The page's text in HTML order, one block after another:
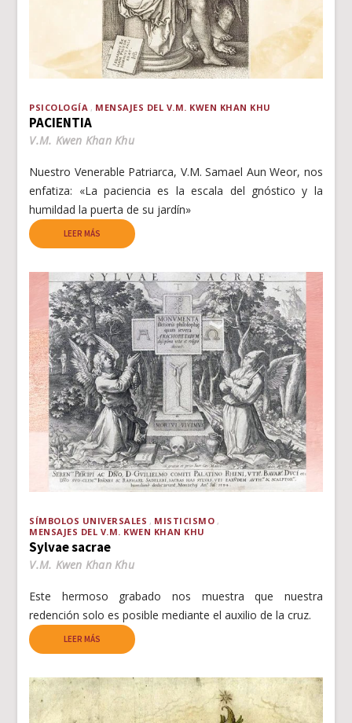
PSICOLOGÍA MENSAJES DEL V.M. KWEN KHAN KHU
PACIENTIA
V.M. Kwen Khan Khu
Nuestro Venerable Patriarca, V.M. Samael Aun Weor, nos
enfatiza: «La paciencia es la escala del gnóstico y la
humildad la puerta de su jardín»
LEER MÁS
SÍMBOLOS UNIVERSALES
MISTICISMO
MENSAJES DEL V.M. KWEN KHAN KHU
Sylvae sacrae
V.M. Kwen Khan Khu
Este hermoso grabado nos muestra que nuestra
redención solo es posible mediante el auxilio de la cruz.
LEER MÁS